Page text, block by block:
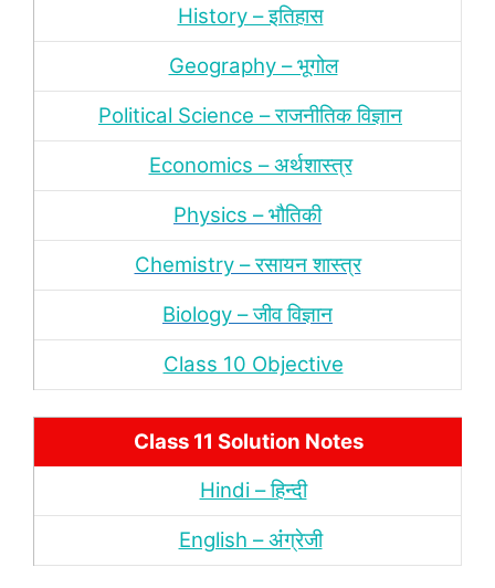
History – इतिहास
Geography – भूगोल
Political Science – राजनीतिक विज्ञान
Economics – अर्थशास्‍त्र
Physics – भौतिकी
Chemistry – रसायन शास्‍त्र
Biology – जीव विज्ञान
Class 10 Objective
Class 11 Solution Notes
Hindi – हिन्‍दी
English – अंंग्रेजी